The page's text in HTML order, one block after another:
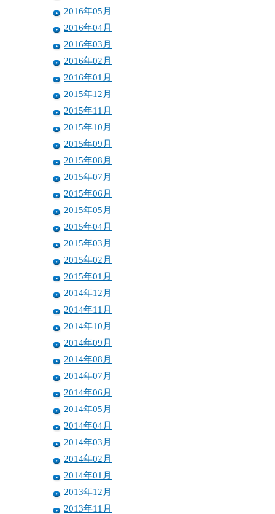
2016年05月
2016年04月
2016年03月
2016年02月
2016年01月
2015年12月
2015年11月
2015年10月
2015年09月
2015年08月
2015年07月
2015年06月
2015年05月
2015年04月
2015年03月
2015年02月
2015年01月
2014年12月
2014年11月
2014年10月
2014年09月
2014年08月
2014年07月
2014年06月
2014年05月
2014年04月
2014年03月
2014年02月
2014年01月
2013年12月
2013年11月